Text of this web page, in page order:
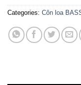
Categories: Côn loa